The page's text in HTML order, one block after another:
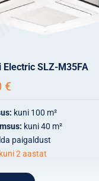
Electric SLZ-M35FA
€
kuni 100 m²
kuni 40 m²
paigaldust
2 aastat